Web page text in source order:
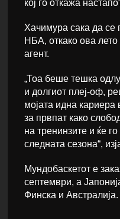
кој го откажа
Хачимура сака да се
НБА, откако ова
агент.
„Тоа беше тешка
и долгиот плеј-оф,
мојата идна
за првпат како
на тренинзите и ќе
следната сезона“,
Мундобаскетот е
септември, а
Финска и Австралија.